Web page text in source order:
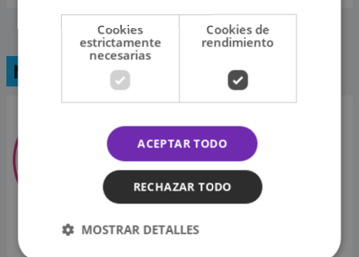
Nuestras radios
Cookies
estrictamente
necesarias
Cookies de
rendimiento
ACEPTAR TODO
RECHAZAR TODO
MOSTRAR DETALLES